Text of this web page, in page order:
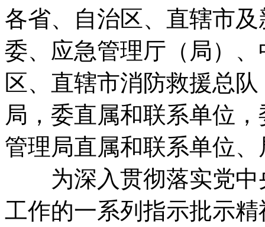
各省、自治区、直辖市
委、应急管理厅（局）
区、直辖市消防救援总
局，委直属和联系单位
管理局直属和联系单位
为深入贯彻落实党中
工作的一系列指示批示